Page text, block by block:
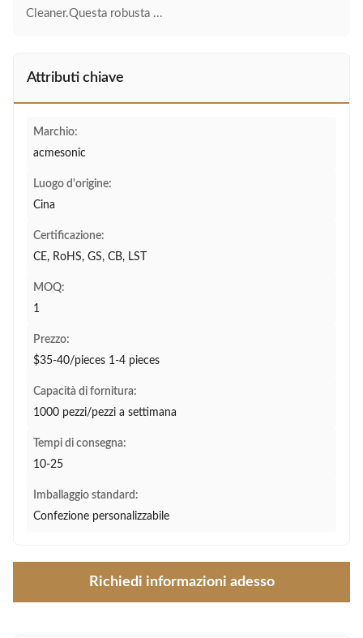
Cleaner.Questa robusta ...
Attributi chiave
Marchio:
acmesonic
Luogo d'origine:
Cina
Certificazione:
CE, RoHS, GS, CB, LST
MOQ:
1
Prezzo:
$35-40/pieces 1-4 pieces
Capacità di fornitura:
1000 pezzi/pezzi a settimana
Tempi di consegna:
10-25
Imballaggio standard:
Confezione personalizzabile
Richiedi informazioni adesso